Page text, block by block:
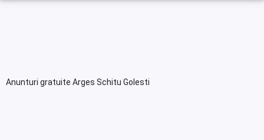
Anunturi gratuite Arges Schitu Golesti